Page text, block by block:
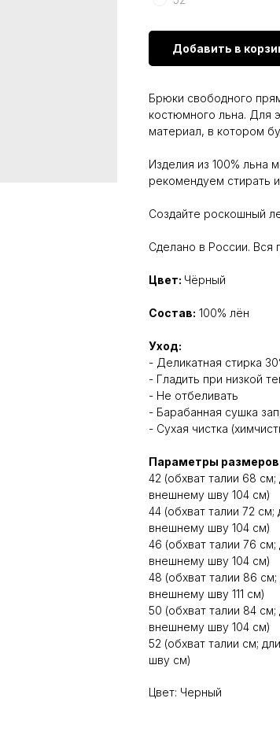
Добавить в
Брюки свободного
костюмного льна. Для
материал, в котором
Изделия из 100% льна
рекомендуем стирать
Создайте роскошный
Сделано в России. Вся
Цвет: Чёрный
Состав: 100% лён
Уход:
- Деликатная стирка
- Гладить при низкой
- Не отбеливать
- Барабанная сушка
- Сухая чистка
Параметры
42 (обхват талии 68
внешнему шву 104 см)
44 (обхват талии 72
внешнему шву 104 см)
46 (обхват талии 76
внешнему шву 104 см)
48 (обхват талии 86
внешнему шву 111 см)
50 (обхват талии 84
внешнему шву 104 см)
52 (обхват талии см;
шву см)
Цвет: Черный